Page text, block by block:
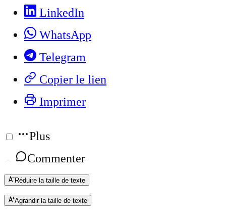
LinkedIn
WhatsApp
Telegram
Copier le lien
Imprimer
Plus
Commenter
Réduire la taille de texte
Agrandir la taille de texte